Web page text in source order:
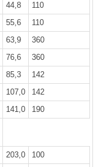
44,8
110
55,6
110
63,9
360
76,6
360
85,3
142
107,0
142
141,0
190
203,0
100